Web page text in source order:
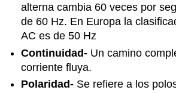
alterna cambia 60 veces por
de 60 Hz. En Europa la
AC es de 50 Hz
Continuidad- Un camino
corriente fluya.
Polaridad- Se refiere a los